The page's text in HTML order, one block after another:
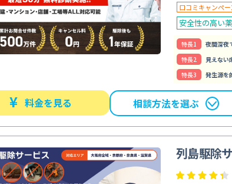
口コミキャンペ
安全性の高い
特⻑1
夜間深夜
特⻑2
見えない
特⻑3
発生源を
¥ 料金を見る 相談方法を選ぶ
列島駆除